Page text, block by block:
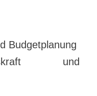
Budgetplanung
und